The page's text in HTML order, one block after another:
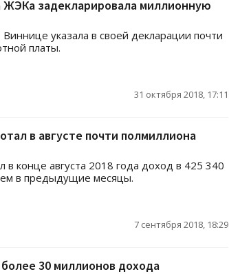
ЖЭКа задекларировала миллионную
указала в своей декларации почти
платы.
31 октября 2018, 17:11
в августе почти полмиллиона
в конце августа 2018 года доход в 425 340
в предыдущие месяцы.
7 сентября 2018, 18:29
30 миллионов дохода